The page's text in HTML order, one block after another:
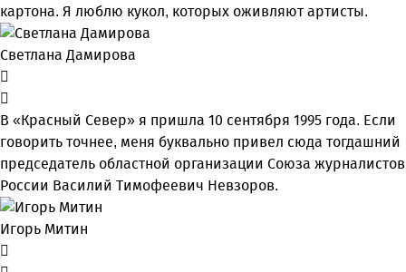
картона. Я люблю кукол, которых оживляют артисты.
Светлана Дамирова
В «Красный Север» я пришла 10 сентября 1995 года. Если
говорить точнее, меня буквально привел сюда тогдашний
председатель областной организации Союза журналистов
России Василий Тимофеевич Невзоров.
Игорь Митин